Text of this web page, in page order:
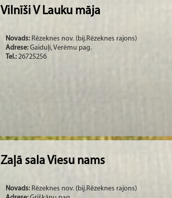
Vilnīši V Lauku māja
Novads: Rēzeknes nov. (bij.Rēzeknes rajons)
Adrese: Gaiduļi, Verēmu pag.
Tel.: 26725256
Zaļā sala Viesu nams
Novads: Rēzeknes nov. (bij.Rēzeknes rajons)